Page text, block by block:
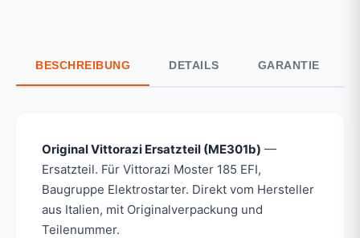
BESCHREIBUNG DETAILS GARANTIE
Original Vittorazi Ersatzteil (ME301b) —
Ersatzteil. Für Vittorazi Moster 185 EFI,
Baugruppe Elektrostarter. Direkt vom Hersteller
aus Italien, mit Originalverpackung und
Teilenummer.